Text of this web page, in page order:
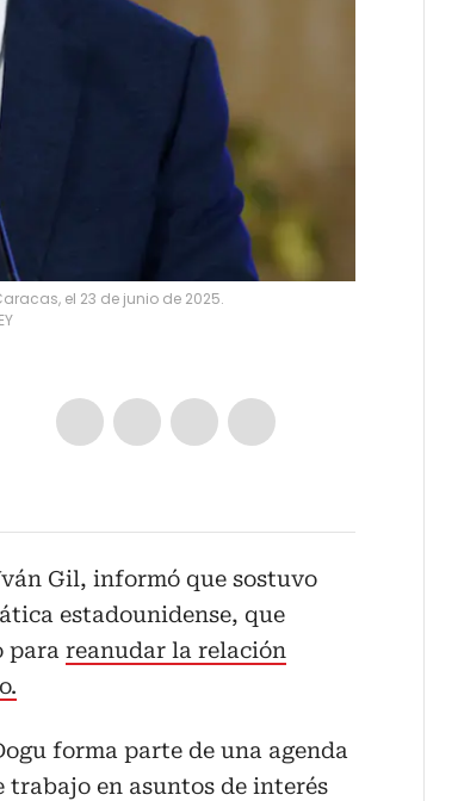
el 23 de junio de 2025.
Gil, informó que sostuvo
estadounidense, que
para reanudar la relación
forma parte de una agenda
trabajo en asuntos de interés